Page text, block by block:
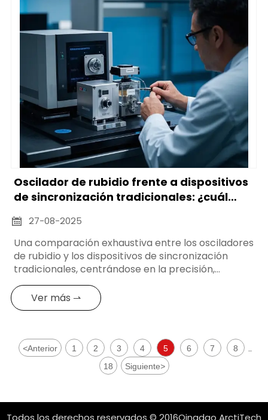
Oscilador de rubidio frente a dispositivos
de sincronización tradicionales: ¿cuál
 27-08-2025
Una comparación exhaustiva entre los osciladores
de rubidio y los dispositivos de sincronización
tradicionales, centrándose en la precisión,
estabilidad, consumo de energía y rentabilidad
para aplicaciones de fabricación óptica.
Ver más ⇀
<Anterior 1 2 3 4 5 6 7 8 ...
18 Siguiente>
Todos los derechos reservados © 2016Qingdao ArctiTech